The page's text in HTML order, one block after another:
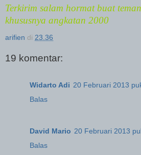
Terkirim salam hormat buat
khususnya angkatan 2000
arifien di 23.36
19 komentar:
Widarto Adi 20 Februari 2013
Balas
David Mario 20 Februari 2013
Balas